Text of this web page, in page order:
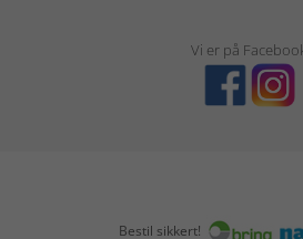
Vi er på
Bestil sikkert!